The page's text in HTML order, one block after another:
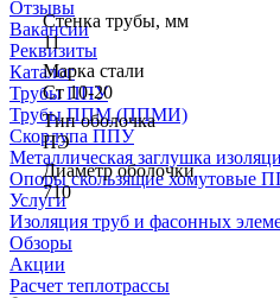
Стенка трубы, мм
11
Марка стали
Ст 10-20
Тип оболочка
ПЭ
Диаметр оболочки
710
Отзывы
Вакансии
Реквизиты
Каталог
Трубы ППУ
Трубы ППМ (ППМИ)
Скорлупа ППУ
Металлическая заглушка
Опоры скользящие хомутовые
Услуги
Изоляция труб и фасонных
Обзоры
Акции
Расчет теплотрассы